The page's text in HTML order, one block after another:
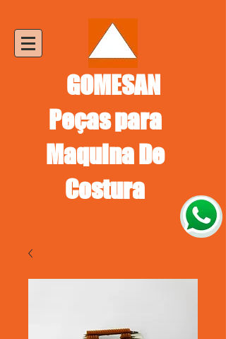
GOMESAN
Peças para
Maquina De
Costura